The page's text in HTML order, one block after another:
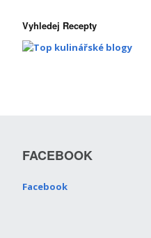
Vyhledej Recepty
FACEBOOK
Facebook